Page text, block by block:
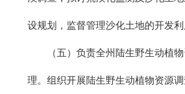
设规划，监督管理沙化土地的开发利
（五）负责全州陆生野生动植物
理。组织开展陆生野生动植物资源